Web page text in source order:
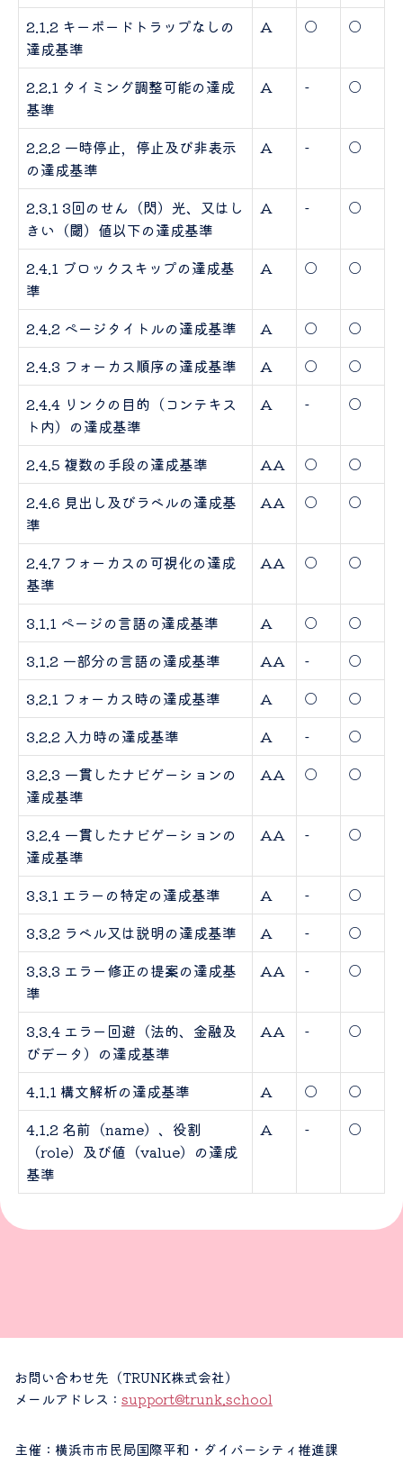
2.1.2 キーボードトラップなしの
達成基準
A ○ ○
2.2.1 タイミング調整可能の達成
基準
A - ○
2.2.2 一時停止，停止及び非表示
の達成基準
A - ○
2.3.1 3回のせん（閃）光、又はし
きい（閾）値以下の達成基準
A - ○
2.4.1 ブロックスキップの達成基
準
A ○ ○
2.4.2 ページタイトルの達成基準 A ○
○
2.4.3 フォーカス順序の達成基準
A ○
○
2.4.4 リンクの目的（コンテキス
ト内）の達成基準
A - ○
2.4.5 複数の手段の達成基準 AA ○
○
2.4.6 見出し及びラベルの達成基
準
AA ○ ○
2.4.7 フォーカスの可視化の達成
基準
AA ○ ○
3.1.1 ページの言語の達成基準 A ○
○
3.1.2 一部分の言語の達成基準
AA -
○
3.2.1 フォーカス時の達成基準
A ○
○
3.2.2 入力時の達成基準
A -
○
3.2.3 一貫したナビゲーションの
達成基準
AA ○ ○
3.2.4 一貫したナビゲーションの
達成基準
AA - ○
3.3.1 エラーの特定の達成基準 A -
○
3.3.2 ラベル又は説明の達成基準
A -
○
3.3.3 エラー修正の提案の達成基
準
AA - ○
3.3.4 エラー回避（法的、金融及
びデータ）の達成基準
AA - ○
4.1.1 構文解析の達成基準 A ○
○
4.1.2 名前（name）、役割
（role）及び値（value）の達成
基準
A - ○
お問い合わせ先（TRUNK株式会社）
メールアドレス : support@trunk.school
主催：横浜市市民局国際平和・ダイバーシティ推進課